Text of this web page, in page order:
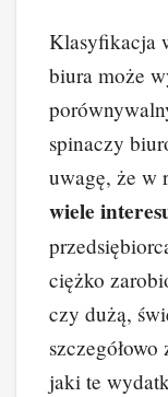
Klasyfikacja
biura może
spinaczy
uwagę, że w
wiele
ciężko
czy dużą,
jaki te